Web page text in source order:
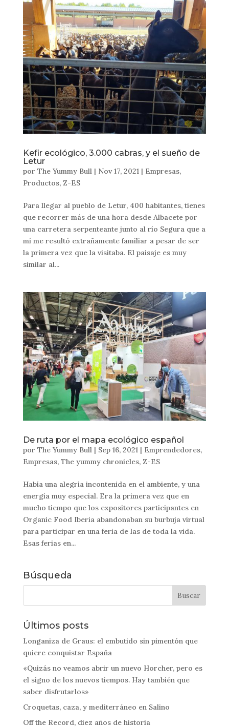
Kefir ecológico, 3.000 cabras, y el sueño de
Letur
por The Yummy Bull| Nov 17, 2021| Empresas,
Productos, Z-ES
Para llegar al pueblo de Letur, 400 habitantes, tienes
que recorrer más de una hora desde Albacete por
una carretera serpenteante junto al río Segura que a
mí me resultó extrañamente familiar a pesar de ser
la primera vez que la visitaba. El paisaje es muy
similar al...
De ruta por el mapa ecológico español
por The Yummy Bull | Sep 16, 2021 | Emprendedores,
Empresas, The yummy chronicles, Z-ES
Había una alegría incontenida en el ambiente, y una
energía muy especial. Era la primera vez que en
mucho tiempo que los expositores participantes en
Organic Food Iberia abandonaban su burbuja virtual
para participar en una feria de las de toda la vida.
Esas ferias en...
Búsqueda
Últimos posts
Longaniza de Graus: el embutido sin pimentón que
quiere conquistar España
«Quizás no veamos abrir un nuevo Horcher, pero es
el signo de los nuevos tiempos. Hay también que
saber disfrutarlos»
Croquetas, caza, y mediterráneo en Salino
Off the Record, diez años de historia